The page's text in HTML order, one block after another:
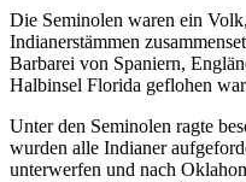
Die Seminolen waren ein
Indianerstämmen
Barbarei von Spaniern,
Halbinsel Florida geflohen
Unter den Seminolen ragte
wurden alle Indianer
unterwerfen und nach